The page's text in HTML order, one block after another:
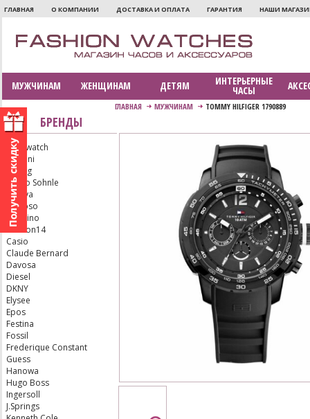
ГЛАВНАЯ О КОМПАНИИ ДОСТАВКА И ОПЛАТА ГАРАНТИЯ НАШИ
МУЖЧИНАМ ЖЕНЩИНАМ ДЕТЯМ ИНТЕРЬЕРНЫЕ
ЧАСЫ
ГЛАВНАЯ МУЖЧИНАМ TOMMY HILFIGER 1790889
БРЕНДЫ
Aerowatch
Armani
Bering
Bruno Sohnle
Bulova
Calypso
Candino
Carbon14
Casio
Claude Bernard
Davosa
Diesel
DKNY
Elysee
Epos
Festina
Fossil
Frederique Constant
Guess
Hanowa
Hugo Boss
Ingersoll
J.Springs